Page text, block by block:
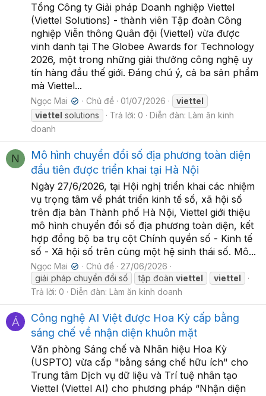
Tổng Công ty Giải pháp Doanh nghiệp Viettel
(Viettel Solutions) - thành viên Tập đoàn Công
nghiệp Viễn thông Quân đội (Viettel) vừa được
vinh danh tại The Globee Awards for Technology
2026, một trong những giải thưởng công nghệ uy
tín hàng đầu thế giới. Đáng chú ý, cả ba sản phẩm
mà Viettel...
Ngọc Mai ✔ Chủ đề 01/07/2026
viettel
viettel solutions Trả lời: 0 Diễn đàn: Làm ăn kinh
doanh
N
Mô hình chuyển đổi số địa phương toàn diện
đầu tiên được triển khai tại Hà Nội
Ngày 27/6/2026, tại Hội nghị triển khai các nhiệm
vụ trọng tâm về phát triển kinh tế số, xã hội số
trên địa bàn Thành phố Hà Nội, Viettel giới thiệu
mô hình chuyển đổi số địa phương toàn diện, kết
hợp đồng bộ ba trụ cột Chính quyền số - Kinh tế
số - Xã hội số trên cùng một hệ sinh thái số. Mô...
Ngọc Mai ✔ Chủ đề
27/06/2026
giải pháp chuyển đổi số
tập đoàn viettel
viettel
Trả lời: 0
Diễn đàn: Làm ăn kinh doanh
Á
Công nghệ AI Việt được Hoa Kỳ cấp bằng
sáng chế về nhận diện khuôn mặt
Văn phòng Sáng chế và Nhãn hiệu Hoa Kỳ
(USPTO) vừa cấp "bằng sáng chế hữu ích" cho
Trung tâm Dịch vụ dữ liệu và Trí tuệ nhân tạo
Viettel (Viettel AI) cho phương pháp “Nhận diện